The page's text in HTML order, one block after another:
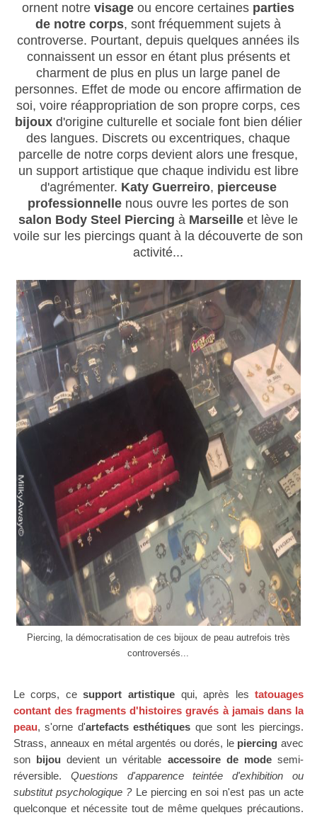
ornent notrevisage ou encore certaines parties
de notre corps, sont fréquemment sujets à
controverse. Pourtant, depuis quelques années ils
connaissent un essor en étant plus présents et
charment de plus en plus un large panel de
personnes. Effet de mode ou encore affirmation de
soi, voire réappropriation de son propre corps, ces
bijouxd'origine culturelle et sociale font bien délier
des langues. Discrets ou excentriques, chaque
parcelle de notre corps devient alors une fresque,
un support artistique que chaque individu est libre
d'agrémenter. Katy Guerreiro, pierceuse
professionnelle nous ouvre les portes de son
salon Body Steel Piercing à Marseille et lève le
voile sur les piercings quant à la découverte de son
activité...
Piercing, la démocratisation de ces bijoux de peau autrefois très
controversés...
Le corps, cesupport artistique qui, après lestatouages
contant des fragments d'histoires gravés à jamais dans la
peau, s'orne d'artefacts esthétiques que sont les piercings.
Strass, anneaux en métal argentés ou dorés, le piercing avec
son bijou devient un véritable accessoire de modesemi-
réversible. Questions d'apparence teintée d'exhibition ou
substitut psychologique ?Le piercing en soi n'est pas un acte
quelconque et nécessite tout de même quelques précautions.